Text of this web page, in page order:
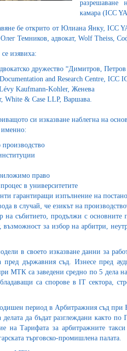
разрешаване
камара (ICC
бе открито от Юлиана Янку, ICC
Темников, адвокат, Wolf Theiss,
изявиха:
дружество “Димитров,
and Research Centre, ICC
Kaufmann-Kohler, Женева
White & Case LLP, Варшава.
си изказване наблегна на
право
в университетите
гарантиращи изпълнение на
в случай, че езикът на
на събитието, продължи с основните
възможност за избор на арбитри,
в своето изказване данни за
пред държавния съд. Изнесе пред
МТК са заведени средно по 5 дела
са спорове в IT сектора,
период в Арбитражния съд
да бъдат разглеждани както
Тарифата за арбитражните такси
търговско-промишлена палата.